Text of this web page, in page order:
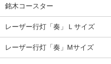
銘木コースター
レーザー行灯「奏」Ｌサイズ
レーザー行灯「奏」Mサイズ